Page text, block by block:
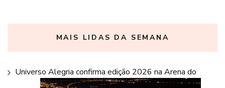
MAIS LIDAS DA SEMANA
Universo Alegria confirma edição 2026 na Arena do